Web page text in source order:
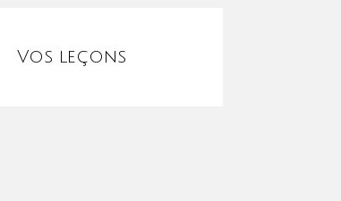
Vos leçons